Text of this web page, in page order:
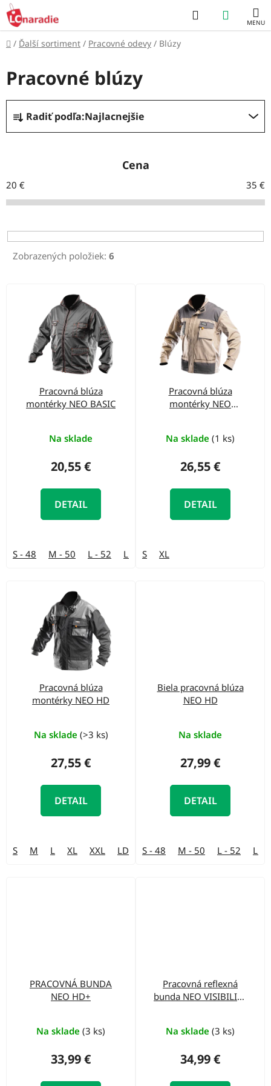
Prejsť
na
obsah
Hľadať
KOŠÍK
Domov
/ Ďalší sortiment / Pracovné odevy / Blúzy
Pracovné blúzy
R
a
n
i
p
r
Radiť podľa:Najlacnejšie
Cena
20 € 35 €
Zobrazených položiek: 6
Pracovná blúza
montérky NEO BASIC
Na sklade
20,55 €
DETAIL
S - 48 M - 50 L - 52 LD - 54 XL - 56
Pracovná blúza
montérky NEO
Na sklade (1 ks)
26,55 €
DETAIL
S XL
Pracovná blúza
montérky NEO HD
Na sklade (>3 ks)
27,55 €
DETAIL
S M L XL XXL LD
Biela pracovná blúza
NEO HD
Na sklade
27,99 €
DETAIL
S - 48 M - 50 L - 52 LD
PRACOVNÁ BUNDA
NEO HD+
Na sklade (3 ks)
33,99 €
Pracovná reflexná
bunda NEO VISIBILITY
Na sklade (3 ks)
34,99 €